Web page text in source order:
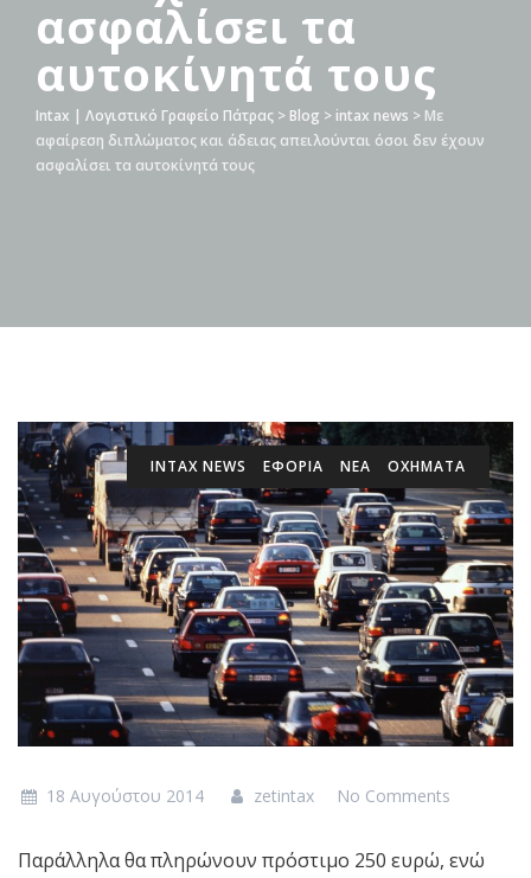
ασφαλίσει τα
αυτοκίνητά τους
Intax | Λογιστικό Γραφείο Πάτρας > Blog > intax news > Με
αφαίρεση διπλώματος και άδειας απειλούνται όσοι δεν έχουν
ασφαλίσει τα αυτοκίνητά τους
INTAX NEWS ΕΦΟΡΙΑ ΝΕΑ ΟΧΗΜΑΤΑ
18 Αυγούστου 2014 zetintax No Comments
Παράλληλα θα πληρώνουν πρόστιμο 250 ευρώ, ενώ